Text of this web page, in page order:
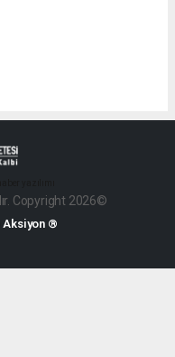
Copyright 2026©
Aksiyon ®